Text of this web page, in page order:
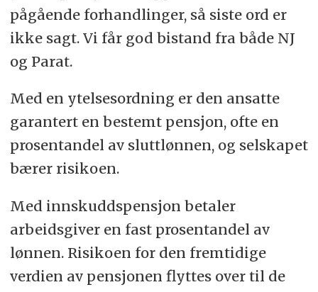
pågående forhandlinger, så siste ord er
ikke sagt. Vi får god bistand fra både NJ
og Parat.
Med en ytelsesordning er den ansatte
garantert en bestemt pensjon, ofte en
prosentandel av sluttlønnen, og selskapet
bærer risikoen.
Med innskuddspensjon betaler
arbeidsgiver en fast prosentandel av
lønnen. Risikoen for den fremtidige
verdien av pensjonen flyttes over til de